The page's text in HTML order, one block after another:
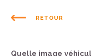
RETOUR
Quelle image